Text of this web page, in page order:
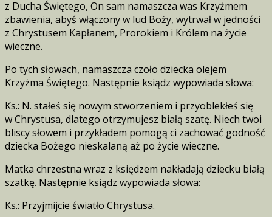
z Ducha Świętego, On sam namaszcza was Krzyżmem
zbawienia, abyś włączony w lud Boży, wytrwał w jedności
z Chrystusem Kapłanem, Prorokiem i Królem na życie
wieczne.
Po tych słowach, namaszcza czoło dziecka olejem
Krzyżma Świętego. Następnie ksiądz wypowiada słowa:
Ks.: N. stałeś się nowym stworzeniem i przyoblekłeś się
w Chrystusa, dlatego otrzymujesz białą szatę. Niech twoi
bliscy słowem i przykładem pomogą ci zachować godność
dziecka Bożego nieskalaną aż po życie wieczne.
Matka chrzestna wraz z księdzem nakładają dziecku białą
szatkę. Następnie ksiądz wypowiada słowa:
Ks.: Przyjmijcie światło Chrystusa.